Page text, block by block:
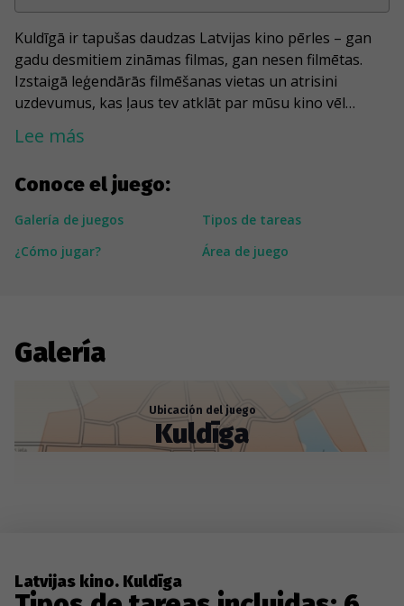
Conoce el juego:
Galería de juegos
Tipos de tareas
¿Cómo jugar?
Área de juego
Kuldīgā ir tapušas daudzas Latvijas kino pērles – gan
gadu desmitiem zināmas filmas, gan nesen filmētas.
Izstaigā leģendārās filmēšanas vietas un atrisini
uzdevumus, kas ļaus tev atklāt par mūsu kino vēl
vairāk, sākot no “Vella kalpiem” līdz pat “Ūdensbumbai
resnajam runcim”! Šī spēle vienos dažādas paaudzes.
Lee más
Galería
Ubicación del juego
Kuldīga
Latvijas kino. Kuldīga